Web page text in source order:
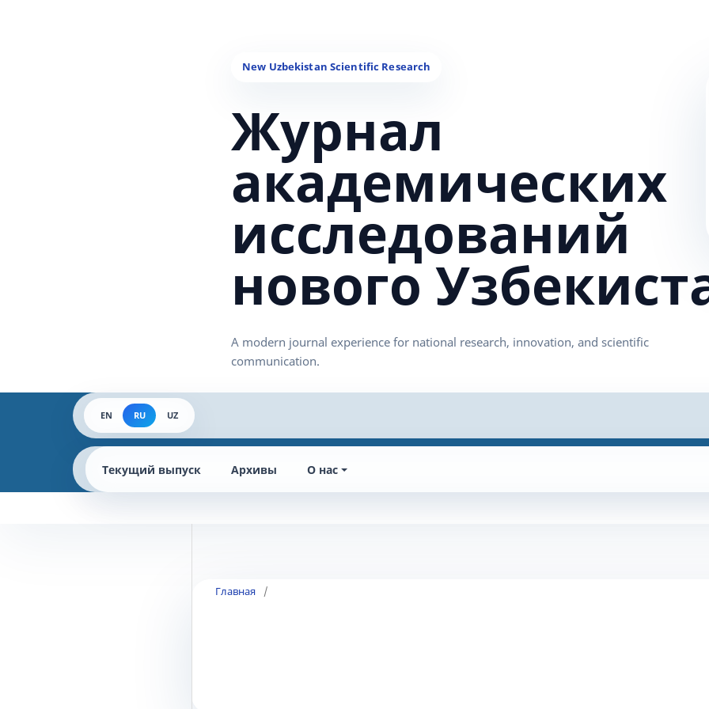
Журнал
академических
исследований
нового
EN RU UZ
Текущий выпуск Архивы О нас
Главная /